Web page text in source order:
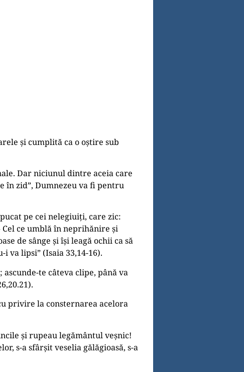
și cumplită ca o oștire sub
Dar niciunul dintre aceia care
în zid”, Dumnezeu va fi pentru
pe cei nelegiuiţi, care zic:
Cel ce umblă în neprihănire și
de sânge și își leagă ochii ca să
va lipsi” (Isaia 33,14-16).
te câteva clipe, până va
privire la consternarea acelora
și rupeau legământul veșnic!
s-a sfârșit veselia gălăgioasă, s-a